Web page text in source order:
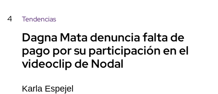
4 Tendencias
Dagna Mata denuncia falta de
pago por su participación en el
videoclip de Nodal
Karla Espejel